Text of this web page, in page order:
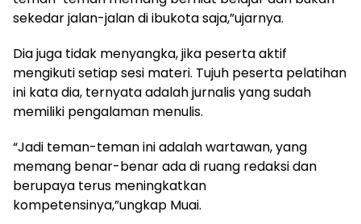
sekedar jalan-jalan di ibukota saja,”ujarnya.
Dia juga tidak menyangka, jika peserta aktif
mengikuti setiap sesi materi. Tujuh peserta pelatihan
ini kata dia, ternyata adalah jurnalis yang sudah
memiliki pengalaman menulis.
“Jadi teman-teman ini adalah wartawan, yang
memang benar-benar ada di ruang redaksi dan
berupaya terus meningkatkan
kompetensinya,”ungkap Muai.